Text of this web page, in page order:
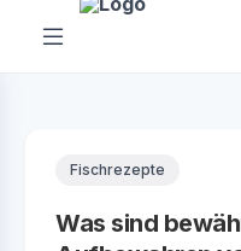
Fischrezepte
Was sind